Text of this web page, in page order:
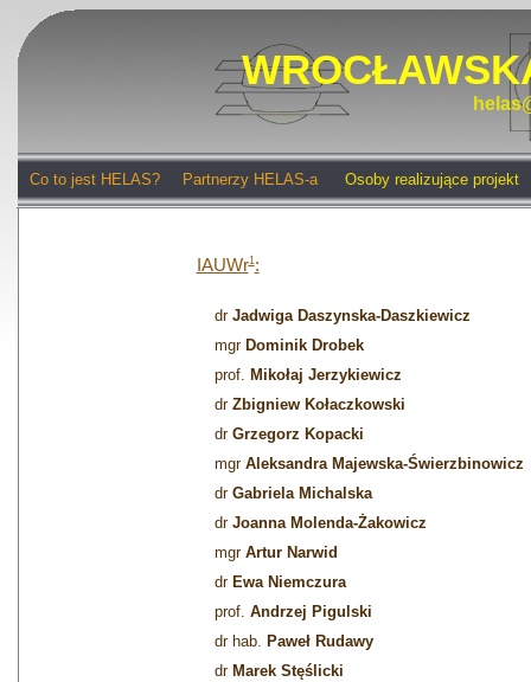
Co to jest HELAS? Partnerzy HELAS-a Osoby realizujące projekt
IAUWr1:
dr Jadwiga Daszynska-Daszkiewicz
mgr Dominik Drobek
prof. Mikołaj Jerzykiewicz
dr Zbigniew Kołaczkowski
dr Grzegorz Kopacki
mgr Aleksandra Majewska-Świerzbinowicz
dr Gabriela Michalska
dr Joanna Molenda-Żakowicz
mgr Artur Narwid
dr Ewa Niemczura
prof. Andrzej Pigulski
dr hab. Paweł Rudawy
dr Marek Stęślicki